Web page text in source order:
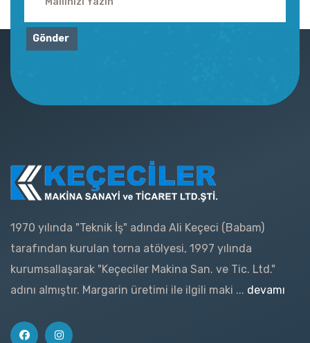
Gönder
1970 yılında "Teknik İş" adında Ali Keçeci (Babam)
tarafından kurulan torna atölyesi, 1997 yılında
kurumsallaşarak "Keçeciler Makina San. ve Tic. Ltd."
adını almıştır. Margarin üretimi ile ilgili maki ... devamı